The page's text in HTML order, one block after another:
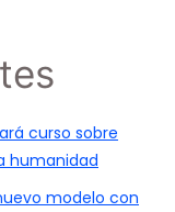
curso sobre
humanidad
modelo con